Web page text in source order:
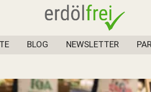
BLOG NEWSLETTER